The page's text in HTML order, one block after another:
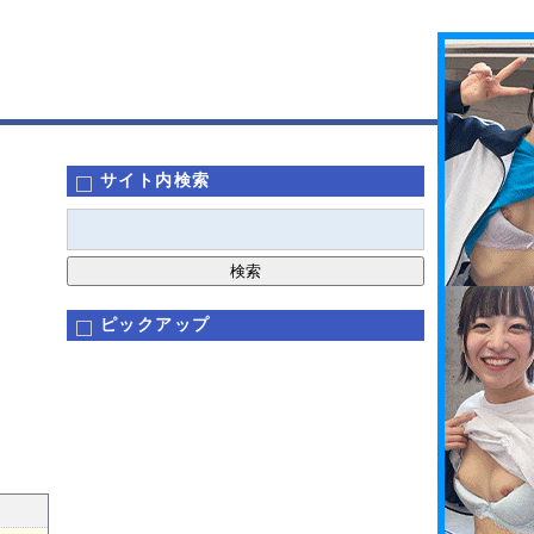
サイト内検索
ピックアップ